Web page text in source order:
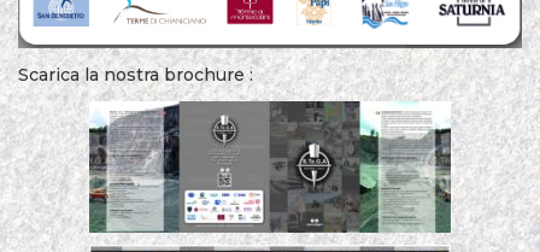
Scarica la nostra brochure :